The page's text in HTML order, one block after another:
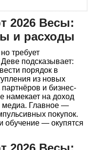
2026 Весы:
и расходы
требует
подсказывает:
порядок в
из новых
и бизнес-
намекает на доход
медиа. Главное —
покупок.
обучение — окупятся